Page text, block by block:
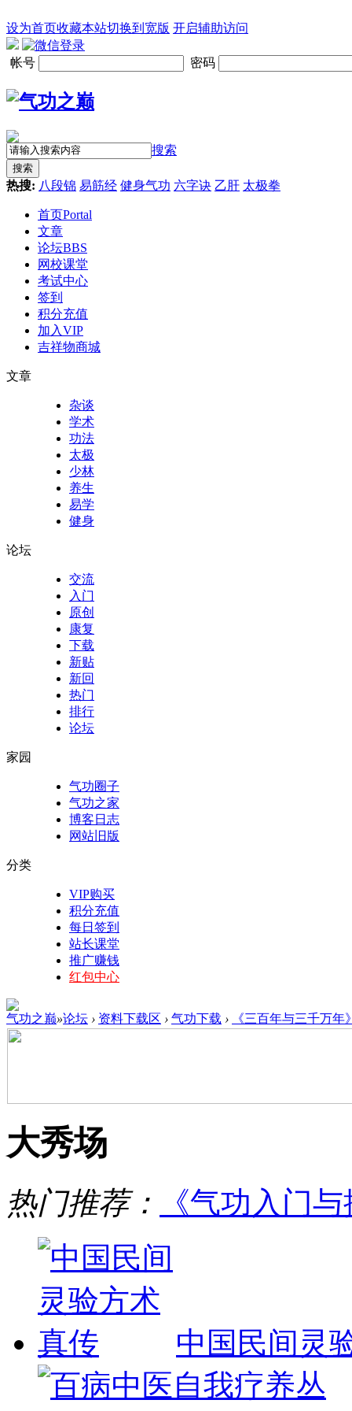
设为首页收藏本站切换到宽版 开启辅助访问
帐号 密码
搜索
搜索
热搜: 八段锦 易筋经 健身气功 六字诀 乙肝 太极拳
首页Portal
文章
论坛BBS
网校课堂
考试中心
签到
积分充值
加入VIP
吉祥物商城
文章
杂谈
学术
功法
太极
少林
养生
易学
健身
论坛
交流
入门
原创
康复
下载
新贴
新回
热门
排行
论坛
家园
气功圈子
气功之家
博客日志
网站旧版
分类
VIP购买
积分充值
每日签到
站长课堂
推广赚钱
红包中心
气功之巅»论坛 › 资料下载区 › 气功下载 › 《三百年与三千万
大秀场
热门推荐： 《气功入门
中国民间灵